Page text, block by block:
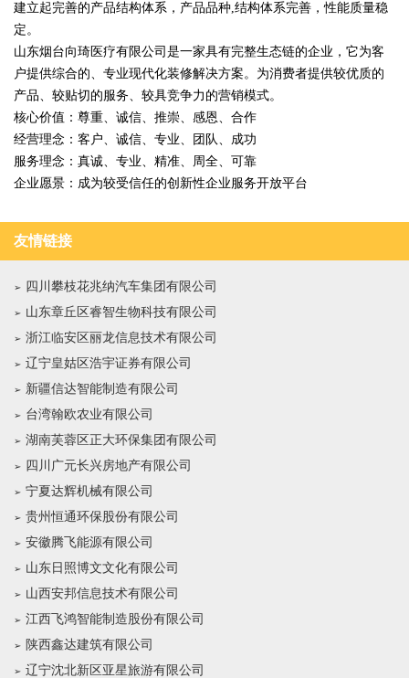
建立起完善的产品结构体系，产品品种,结构体系完善，性能质量稳
定。
山东烟台向琦医疗有限公司是一家具有完整生态链的企业，它为客
户提供综合的、专业现代化装修解决方案。为消费者提供较优质的
产品、较贴切的服务、较具竞争力的营销模式。
核心价值：尊重、诚信、推崇、感恩、合作
经营理念：客户、诚信、专业、团队、成功
服务理念：真诚、专业、精准、周全、可靠
企业愿景：成为较受信任的创新性企业服务开放平台
友情链接
四川攀枝花兆纳汽车集团有限公司
山东章丘区睿智生物科技有限公司
浙江临安区丽龙信息技术有限公司
辽宁皇姑区浩宇证券有限公司
新疆信达智能制造有限公司
台湾翰欧农业有限公司
湖南芙蓉区正大环保集团有限公司
四川广元长兴房地产有限公司
宁夏达辉机械有限公司
贵州恒通环保股份有限公司
安徽腾飞能源有限公司
山东日照博文文化有限公司
山西安邦信息技术有限公司
江西飞鸿智能制造股份有限公司
陕西鑫达建筑有限公司
辽宁沈北新区亚星旅游有限公司